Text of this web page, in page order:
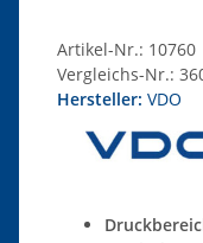
Artikel-Nr.: 10760
Vergleichs-Nr.:
Hersteller: VDO